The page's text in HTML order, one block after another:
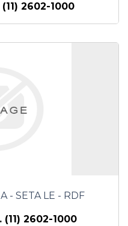
2602-1000
- SETA LE - RDF
2602-1000